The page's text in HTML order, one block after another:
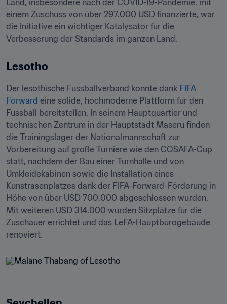
Land, insbesondere nach der COVID-19-Pandemie, mit
einem Zuschuss von über 297.000 USD finanzierte, war
die Initiative ein wichtiger Katalysator für die
Verbesserung der Standards im ganzen Land.
Lesotho
Der lesothische Fussballverband konnte dank FIFA
Forward eine solide, hochmoderne Plattform für den
Fussball bereitstellen. In seinem Hauptquartier und
technischen Zentrum in der Hauptstadt Maseru finden
die Trainingslager der Nationalmannschaft zur
Vorbereitung auf große Turniere wie den COSAFA-Cup
statt, nachdem der Bau einer Turnhalle und von
Umkleidekabinen sowie die Installation eines
Kunstrasenplatzes dank der FIFA-Forward-Förderung in
Höhe von über USD 700.000 abgeschlossen wurden.
Mit weiteren USD 314.000 wurden Sitzplätze für die
Zuschauer errichtet und das LeFA-Hauptbürogebäude
renoviert.